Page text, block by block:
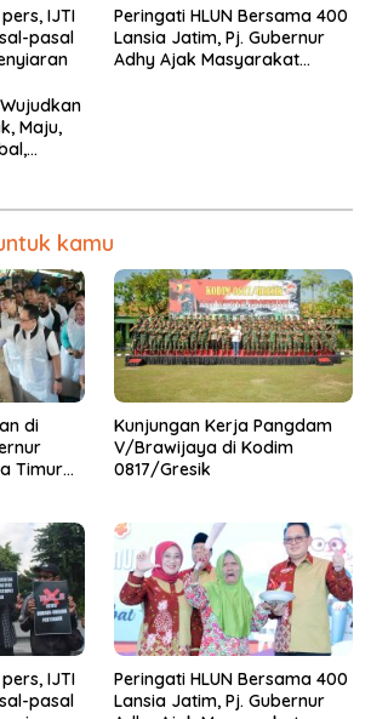
IJTI
pasal
Peringati HLUN Bersama 400
Lansia Jatim, Pj. Gubernur
Adhy Ajak Masyarakat
Maju,
kamu
di
Timur
Kunjungan Kerja Pangdam
V/Brawijaya di Kodim
0817/Gresik
IJTI
pasal
Peringati HLUN Bersama 400
Lansia Jatim, Pj. Gubernur